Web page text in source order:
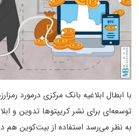
با ابطال ابلاغیه بانک مرکزی درمورد
توسعه‌ای برای نشر کریپتوها تدوین و
به نظر می‌رسد استفاده از بیت‌کوین هم